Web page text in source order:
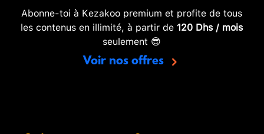
Abonne-toi à Kezakoo premium et profite de tous
les contenus en illimité, à partir de 120 Dhs / mois
seulement 😎
Voir nos offres